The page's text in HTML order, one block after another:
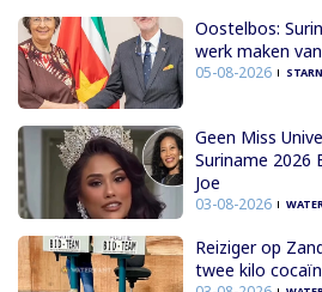
Oostelbos:
werk maken
05-08-2026
Geen Miss
Suriname 2026
Joe
03-08-2026
Reiziger op
twee kilo